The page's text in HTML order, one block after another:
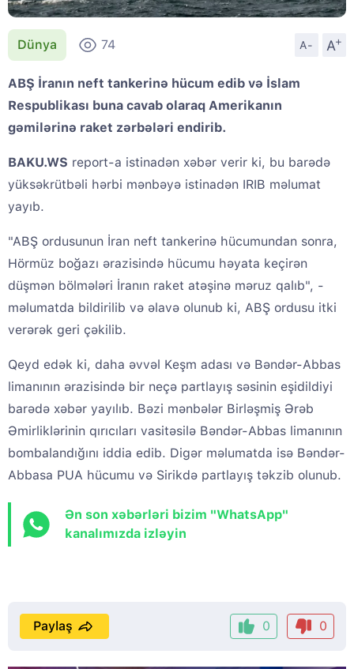
Dünya 74 A- A
+
ABŞ İranın neft tankerinə hücum edib və İslam
Respublikası buna cavab olaraq Amerikanın
gəmilərinə raket zərbələri endirib.
BAKU.WS report-a istinadən xəbər verir ki, bu barədə
yüksəkrütbəli hərbi mənbəyə istinadən IRIB məlumat
yayıb.
"ABŞ ordusunun İran neft tankerinə hücumundan sonra,
Hörmüz boğazı ərazisində hücumu həyata keçirən
düşmən bölmələri İranın raket atəşinə məruz qalıb", -
məlumatda bildirilib və əlavə olunub ki, ABŞ ordusu itki
verərək geri çəkilib.
Qeyd edək ki, daha əvvəl Keşm adası və Bəndər-Abbas
limanının ərazisində bir neçə partlayış səsinin eşidildiyi
barədə xəbər yayılıb. Bəzi mənbələr Birləşmiş Ərəb
Əmirliklərinin qırıcıları vasitəsilə Bəndər-Abbas limanının
bombalandığını iddia edib. Digər məlumatda isə Bəndər-
Abbasa PUA hücumu və Sirikdə partlayış təkzib olunub.
Ən son xəbərləri bizim "WhatsApp"
kanalımızda izləyin
0 0
Paylaş